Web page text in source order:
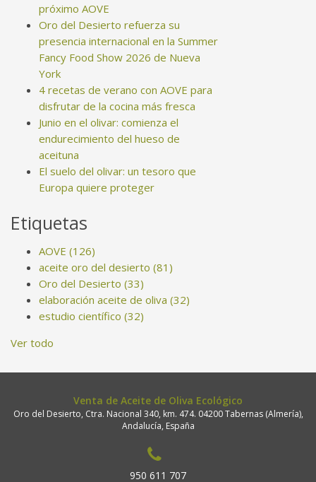
próximo AOVE
Oro del Desierto refuerza su
presencia internacional en la Summer
Fancy Food Show 2026 de Nueva
York
4 recetas de verano con AOVE para
disfrutar de la cocina más fresca
Junio en el olivar: comienza el
endurecimiento del hueso de
aceituna
El suelo del olivar: un tesoro que
Europa quiere proteger
Etiquetas
AOVE (126)
aceite oro del desierto (81)
Oro del Desierto (33)
elaboración aceite de oliva (32)
estudio científico (32)
Ver todo
Venta de Aceite de Oliva Ecológico
Oro del Desierto, Ctra. Nacional 340, km. 474. 04200 Tabernas (Almería),
Andalucía, España
950 611 707